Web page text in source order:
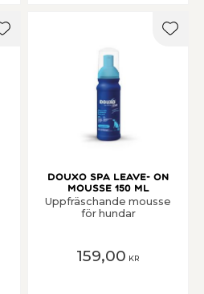
Lägg till i favoriter
Douxo Spa Leave- on
Mousse 150 ml
Uppfräschande mousse
för hundar
159,00 KR